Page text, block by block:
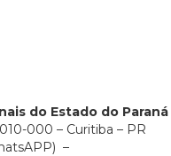
do Estado do Paraná
000 – Curitiba – PR
–